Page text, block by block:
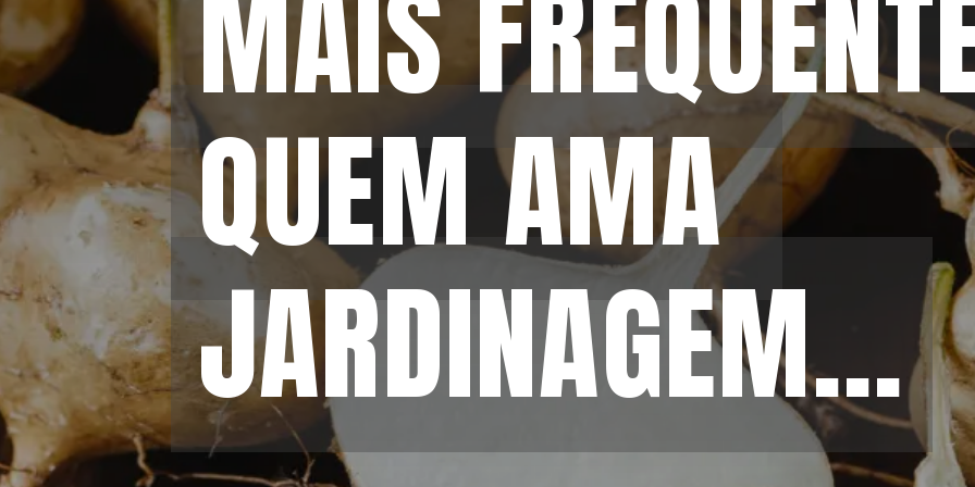
MAIS
QUEM AMA
JARDINAGEM...
MAIS
QUEM AMA
JARDINAGEM...